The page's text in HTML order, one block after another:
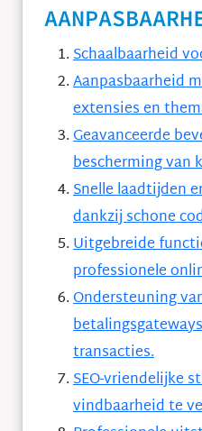
Schaalbaarheid
Aanpasbaarheid
extensies en
Geavanceerde
bescherming van
Snelle laadtijden
dankzij schone
Uitgebreide
professionele
Ondersteuning
transacties.
SEO-vriendelijke
vindbaarheid te